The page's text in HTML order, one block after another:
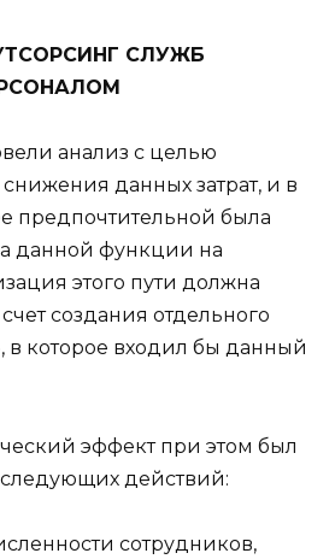
СЛУЖБ
анализ с целью
данных затрат, и в
предпочтительной была
данной функции на
этого пути должна
создания отдельного
которое входил бы данный
эффект при этом был
следующих действий:
сотрудников,